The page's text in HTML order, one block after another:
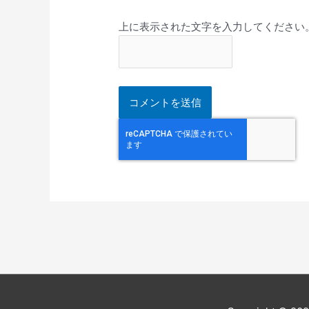
上に表示された文字を入力してください